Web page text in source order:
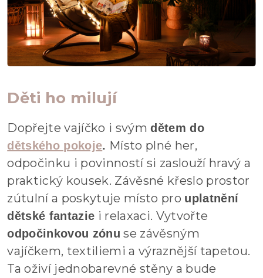
Děti ho milují
Dopřejte vajíčko i svýmdětem do
dětského pokoje. Místo plné her,
odpočinku i povinností si zaslouží hravý a
praktický kousek. Závěsné křeslo prostor
zútulní a poskytuje místo pro uplatnění
dětské fantazie i relaxaci. Vytvořte
odpočinkovou zónu se závěsným
vajíčkem, textiliemi a výraznější tapetou.
Ta oživí jednobarevné stěny a bude